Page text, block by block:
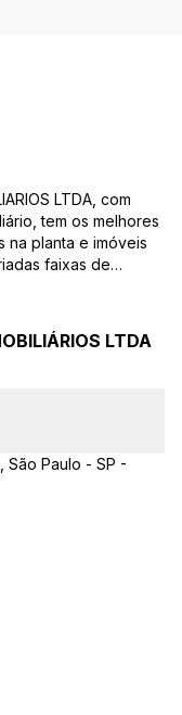
LTDA, com
tem os melhores
na planta e imóveis
faixas de
prontos para
casas,
e outros produtos
LTDA
São Paulo - SP -